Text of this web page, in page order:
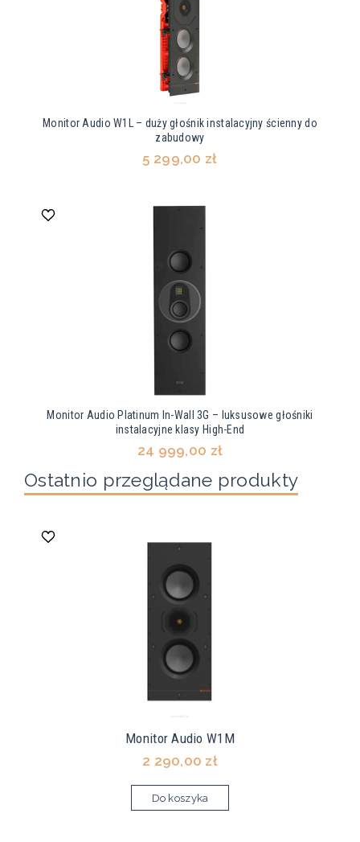
Monitor Audio W1L – duży głośnik instalacyjny ścienny do
zabudowy
5 299,00 zł
Monitor Audio Platinum In-Wall 3G – luksusowe głośniki
instalacyjne klasy High-End
24 999,00 zł
Ostatnio przeglądane produkty
Monitor Audio W1M
2 290,00 zł
Do koszyka